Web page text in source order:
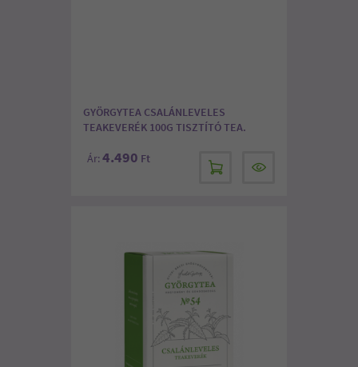
GYÖRGYTEA CSALÁNLEVELES
TEAKEVERÉK 100G TISZTÍTÓ TEA.
Ár: 4.490 Ft